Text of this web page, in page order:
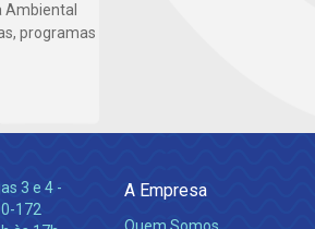
Ambiental
programas
3 e 4 -
172
A Empresa